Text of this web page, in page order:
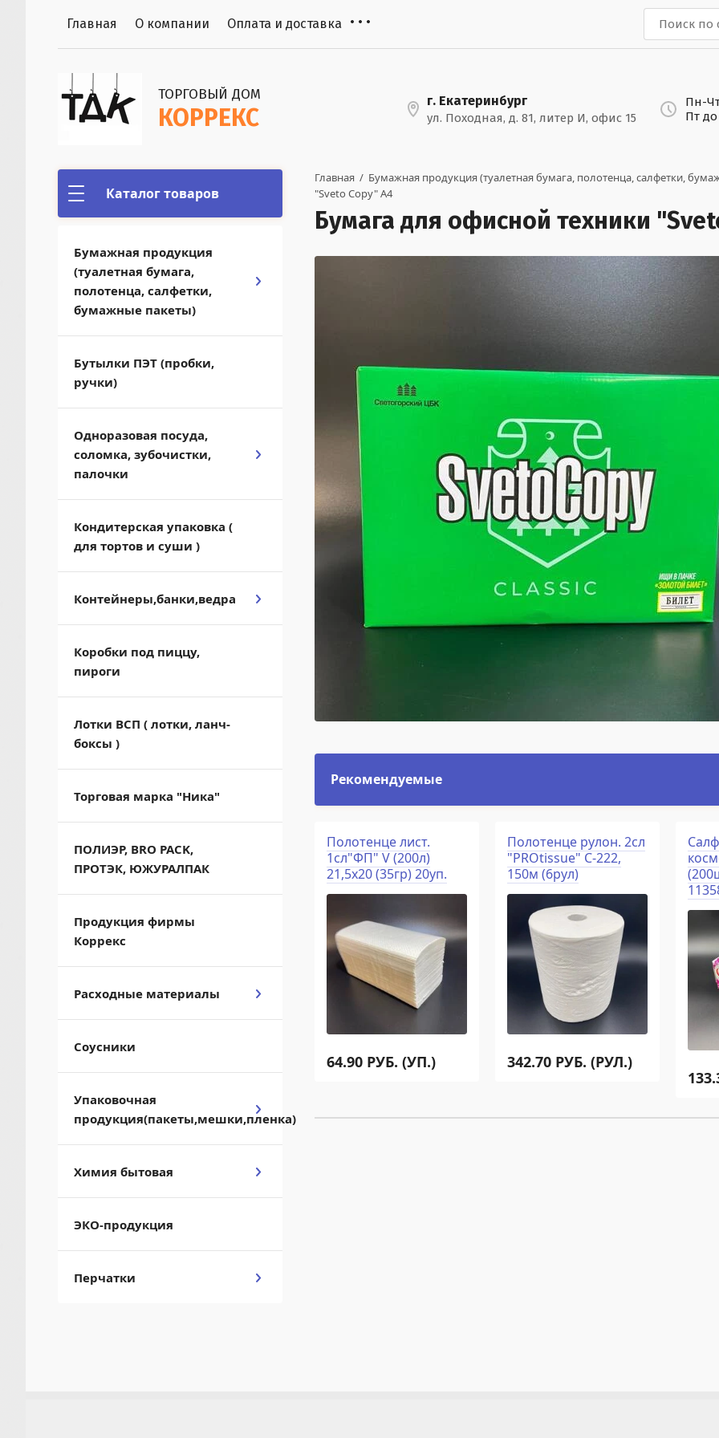
Главная О компании Оплата и доставка
ТОРГОВЫЙ ДОМ
КОРРЕКС
г. Екатеринбург
ул. Походная, д. 81, литер И, офис 15
Пн-
Пт до
Каталог товаров
Бумажная продукция
(туалетная бумага,
полотенца, салфетки,
бумажные пакеты)
Бутылки ПЭТ (пробки,
ручки)
Одноразовая посуда,
соломка, зубочистки,
палочки
Кондитерская упаковка (
для тортов и суши )
Контейнеры,банки,ведра
Коробки под пиццу,
пироги
Лотки ВСП ( лотки, ланч-
боксы )
Торговая марка "Ника"
ПОЛИЭР, BRO PACK,
ПРОТЭК, ЮЖУРАЛПАК
Продукция фирмы
Коррекс
Расходные материалы
Соусники
Упаковочная
продукция(пакеты,мешки,пленка)
Химия бытовая
ЭКО-продукция
Перчатки
Главная
  /
Бумажная продукция (туалетная бумага, полотенца, салфетки,
"Sveto Copy" А4
Бумага для офисной техники
Рекомендуемые
КРАФТ для
Т/б 2 сл "М"160м
белая с тиснением
(12шт)
Полотенце лист.
1сл"ФП" V (200л)
21,5х20 (35гр) 20уп.
64.90 РУБ. (УП.)
Полотенце рулон. 2сл
"PROtissue" С-222,
150м (6рул)
342.70 РУБ. (РУЛ.)